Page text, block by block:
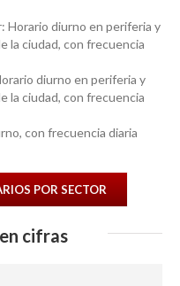
Horario diurno en periferia y
la ciudad, con frecuencia
diurno en periferia y
la ciudad, con frecuencia
con frecuencia diaria
POR SECTOR
cifras